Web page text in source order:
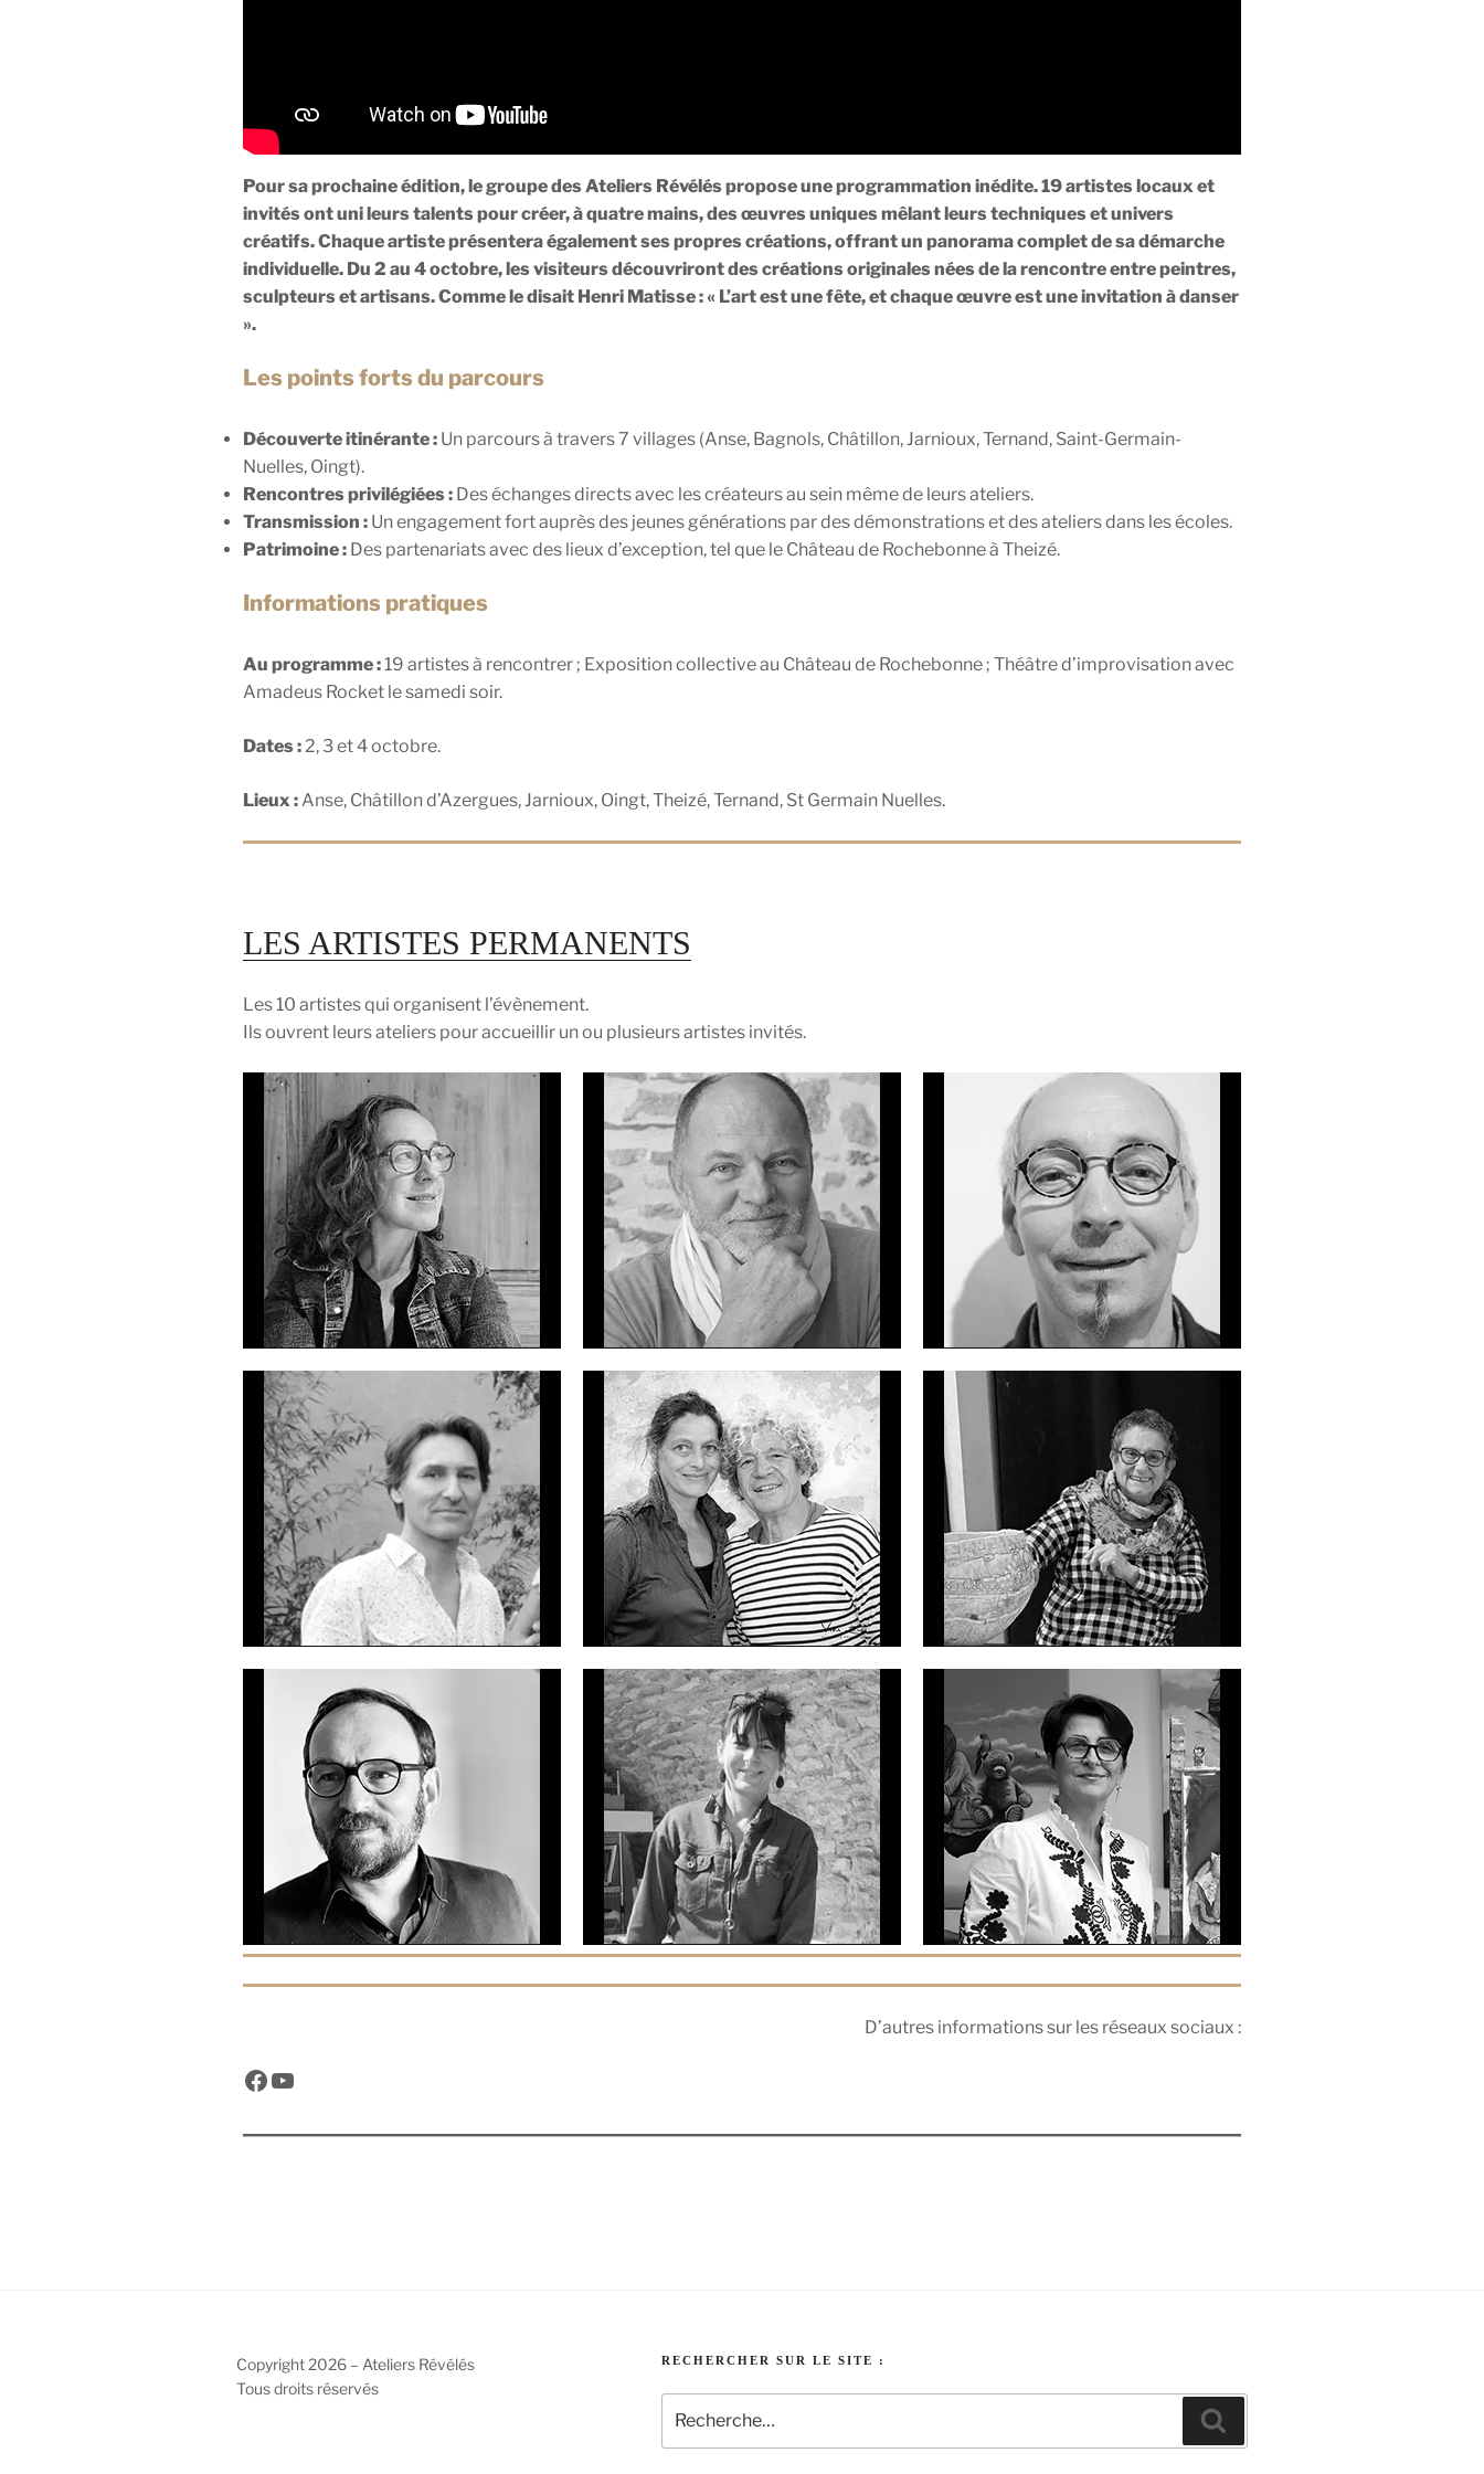
Pour sa prochaine édition, le groupe des Ateliers Révélés propose une programmation inédite. 19 artistes locaux et
invités ont uni leurs talents pour créer, à quatre mains, des œuvres uniques mêlant leurs techniques et univers
créatifs. Chaque artiste présentera également ses propres créations, offrant un panorama complet de sa démarche
individuelle. Du 2 au 4 octobre, les visiteurs découvriront des créations originales nées de la rencontre entre peintres,
sculpteurs et artisans. Comme le disait Henri Matisse : « L’art est une fête, et chaque œuvre est une invitation à danser
».
Les points forts du parcours
Découverte itinérante : Un parcours à travers 7 villages (Anse, Bagnols, Châtillon, Jarnioux, Ternand, Saint-Germain-
Nuelles, Oingt).
Rencontres privilégiées : Des échanges directs avec les créateurs au sein même de leurs ateliers.
Transmission : Un engagement fort auprès des jeunes générations par des démonstrations et des ateliers dans les écoles.
Patrimoine : Des partenariats avec des lieux d’exception, tel que le Château de Rochebonne à Theizé.
Informations pratiques
Au programme : 19 artistes à rencontrer ; Exposition collective au Château de Rochebonne ; Théâtre d’improvisation avec
Amadeus Rocket le samedi soir.
Dates : 2, 3 et 4 octobre.
Lieux : Anse, Châtillon d’Azergues, Jarnioux, Oingt, Theizé, Ternand, St Germain Nuelles.
LES ARTISTES PERMANENTS
Les 10 artistes qui organisent l’évènement.
Ils ouvrent leurs ateliers pour accueillir un ou plusieurs artistes invités.
D’autres informations sur les réseaux sociaux :
Facebook
YouTube
Copyright 2026 – Ateliers Révélés
Tous droits réservés
RECHERCHER SUR LE SITE :
pour
: